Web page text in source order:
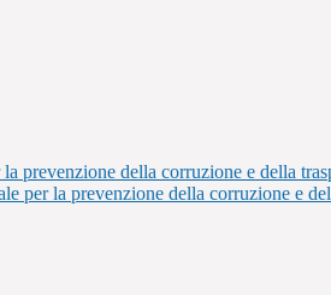
prevenzione della corruzione e della
per la prevenzione della corruzione e